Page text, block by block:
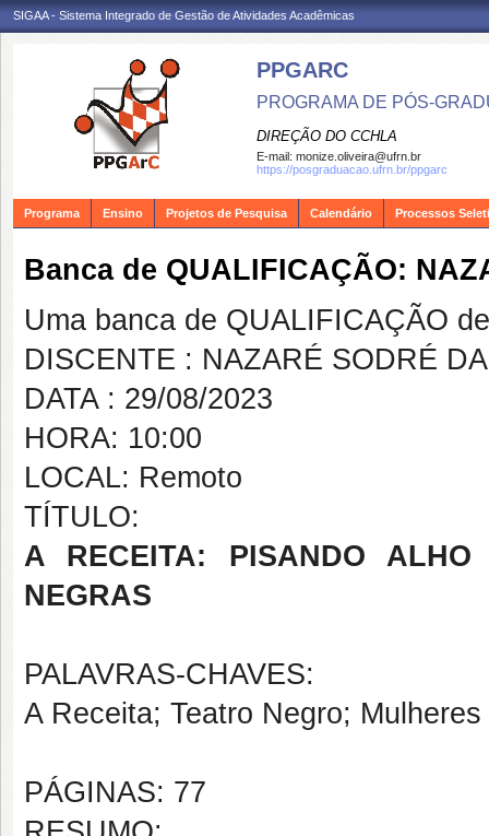
SIGAA - Sistema Integrado de Gestão de Atividades Acadêmicas
PPGARC
PROGRAMA DE PÓS-
DIREÇÃO DO CCHLA
E-mail: monize.oliveira@ufrn.br
https://posgraduacao.ufrn.br/ppgarc
Programa Ensino Projetos de Pesquisa Calendário Processos
Banca de QUALIFICAÇÃO:
Uma banca de QUALIFICAÇÃO
DISCENTE : NAZARÉ SODRÉ
DATA : 29/08/2023
HORA: 10:00
LOCAL: Remoto
TÍTULO:
A RECEITA: PISANDO ALHO
NEGRAS
PALAVRAS-CHAVES:
A Receita; Teatro Negro;
PÁGINAS: 77